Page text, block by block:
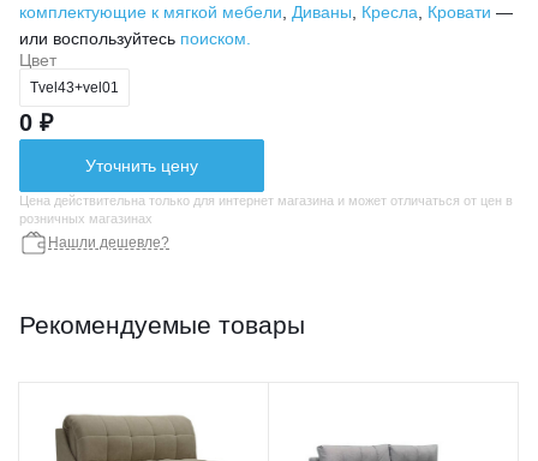
комплектующие к мягкой мебели, Диваны, Кресла, Кровати —
или воспользуйтесь поиском.
Цвет
Тvel43+vel01
0 ₽
Уточнить цену
Цена действительна только для интернет магазина и может отличаться от цен в
розничных магазинах
Нашли дешевле?
Рекомендуемые товары